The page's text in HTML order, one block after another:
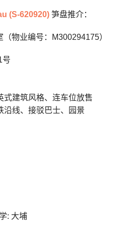
(S-620920)笋盘推介：
物业编号：M300294175）
号
式建筑风格、连车位放售
沿线、接驳巴士、园景
: 大埔